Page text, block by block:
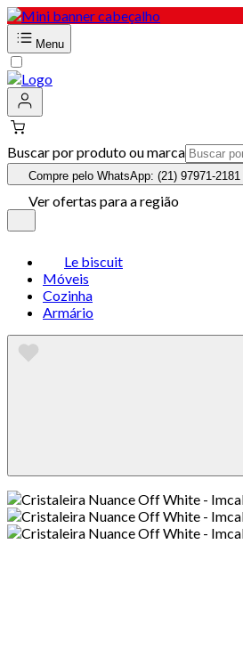
Menu
Buscar por produto ou marca
Compre pelo WhatsApp: (21) 97971-2181
Ver ofertas para a região
Le biscuit
Móveis
Cozinha
Armário